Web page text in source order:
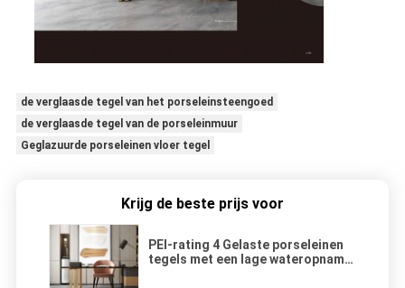
de verglaasde tegel van het porseleinsteengoed
de verglaasde tegel van de porseleinmuur
Geglazuurde porseleinen vloer tegel
Krijg de beste prijs voor
PEI-rating 4 Gelaste porseleinen
tegels met een lage wateropname